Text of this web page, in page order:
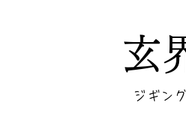
玄
ジギン